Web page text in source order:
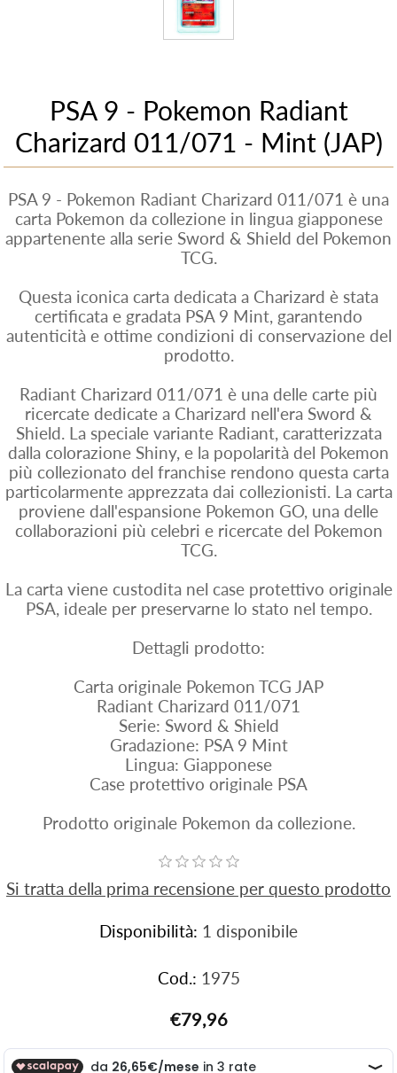
PSA 9 - Pokemon Radiant
Charizard 011/071 - Mint (JAP)
PSA 9 - Pokemon Radiant Charizard 011/071 è una
carta Pokemon da collezione in lingua giapponese
appartenente alla serie Sword & Shield del Pokemon
TCG.
Questa iconica carta dedicata a Charizard è stata
certificata e gradata PSA 9 Mint, garantendo
autenticità e ottime condizioni di conservazione del
prodotto.
Radiant Charizard 011/071 è una delle carte più
ricercate dedicate a Charizard nell'era Sword &
Shield. La speciale variante Radiant, caratterizzata
dalla colorazione Shiny, e la popolarità del Pokemon
più collezionato del franchise rendono questa carta
particolarmente apprezzata dai collezionisti. La carta
proviene dall'espansione Pokemon GO, una delle
collaborazioni più celebri e ricercate del Pokemon
TCG.
La carta viene custodita nel case protettivo originale
PSA, ideale per preservarne lo stato nel tempo.
Dettagli prodotto:
Carta originale Pokemon TCG JAP
Radiant Charizard 011/071
Serie: Sword & Shield
Gradazione: PSA 9 Mint
Lingua: Giapponese
Case protettivo originale PSA
Prodotto originale Pokemon da collezione.
Si tratta della prima recensione per questo prodotto
Disponibilità: 1 disponibile
Cod.: 1975
€79,96